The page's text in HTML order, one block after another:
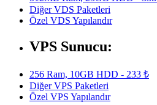
Diğer VDS Paketleri
Özel VDS Yapılandır
VPS Sunucu:
256 Ram, 10GB HDD - 233 ₺
Diğer VPS Paketleri
Özel VPS Yapılandır